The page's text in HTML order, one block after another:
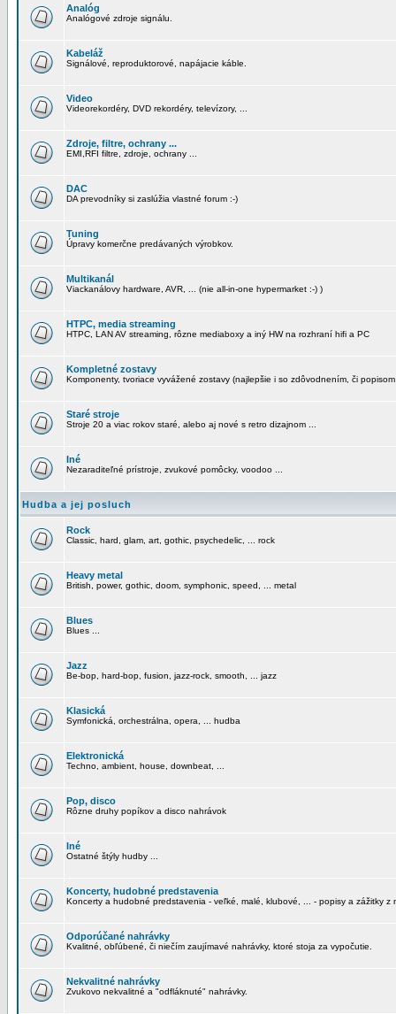
Analóg
Analógové zdroje signálu.
Kabeláž
Signálové, reproduktorové, napájacie káble.
Video
Videorekordéry, DVD rekordéry, televízory, ...
Zdroje, filtre, ochrany ...
EMI,RFI filtre, zdroje, ochrany ...
DAC
DA prevodníky si zaslúžia vlastné forum :-)
Tuning
Úpravy komerčne predávaných výrobkov.
Multikanál
Viackanálovy hardware, AVR, ... (nie all-in-one hypermarket :-) )
HTPC, media streaming
HTPC, LAN AV streaming, rôzne mediaboxy a iný HW na rozhraní hifi a PC
Kompletné zostavy
Komponenty, tvoriace vyvážené zostavy (najlepšie i so zdôvodnením, či
Staré stroje
Stroje 20 a viac rokov staré, alebo aj nové s retro dizajnom ...
Iné
Nezaraditeľné prístroje, zvukové pomôcky, voodoo ...
Hudba a jej posluch
Rock
Classic, hard, glam, art, gothic, psychedelic, ... rock
Heavy metal
British, power, gothic, doom, symphonic, speed, ... metal
Blues
Blues ...
Jazz
Be-bop, hard-bop, fusion, jazz-rock, smooth, ... jazz
Klasická
Symfonická, orchestrálna, opera, ... hudba
Elektronická
Techno, ambient, house, downbeat, ...
Pop, disco
Rôzne druhy popíkov a disco nahrávok
Iné
Ostatné štýly hudby ...
Koncerty, hudobné predstavenia
Koncerty a hudobné predstavenia - veľké, malé, klubové, ... - popisy a zážitky z
Odporúčané nahrávky
Kvalitné, obľúbené, či niečím zaujímavé nahrávky, ktoré stoja za vypočutie.
Nekvalitné nahrávky
Zvukovo nekvalitné a "odfláknuté" nahrávky.